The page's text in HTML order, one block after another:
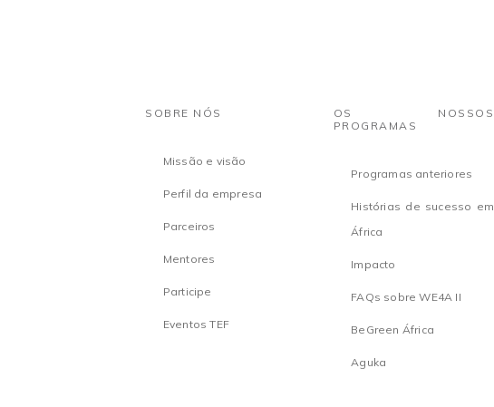
SOBRE NÓS
Missão e visão
Perfil da empresa
Parceiros
Mentores
Participe
Eventos TEF
OS NOSSOS
PROGRAMAS
Programas anteriores
Histórias de sucesso em
África
Impacto
FAQs sobre WE4A II
BeGreen África
Aguka